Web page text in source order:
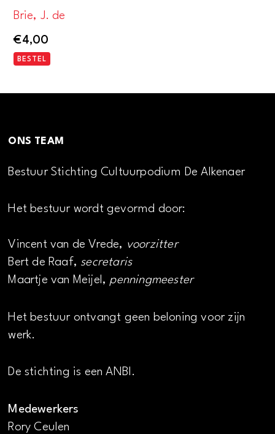
Brie, J. de
€4,00
BESTEL
ONS TEAM
Bestuur Stichting Cultuurpodium De Alkenaer
Het bestuur wordt gevormd door:
Vincent van de Vrede, voorzitter
Bert de Raaf, secretaris
Maartje van Meijel, penningmeester
Het bestuur ontvangt geen beloning voor zijn
werk.
De stichting is een ANBI.
Medewerkers
Rory Ceulen